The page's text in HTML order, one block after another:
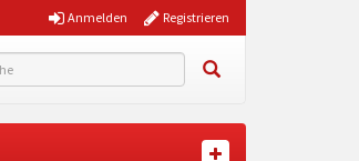
Registrieren
Anmelden